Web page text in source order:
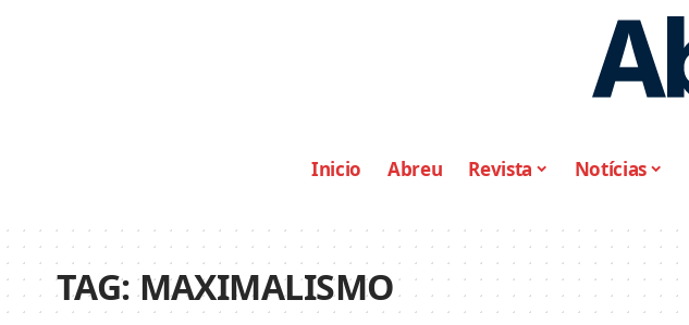
Inicio Abreu Revista Notícias
TAG:MAXIMALISMO